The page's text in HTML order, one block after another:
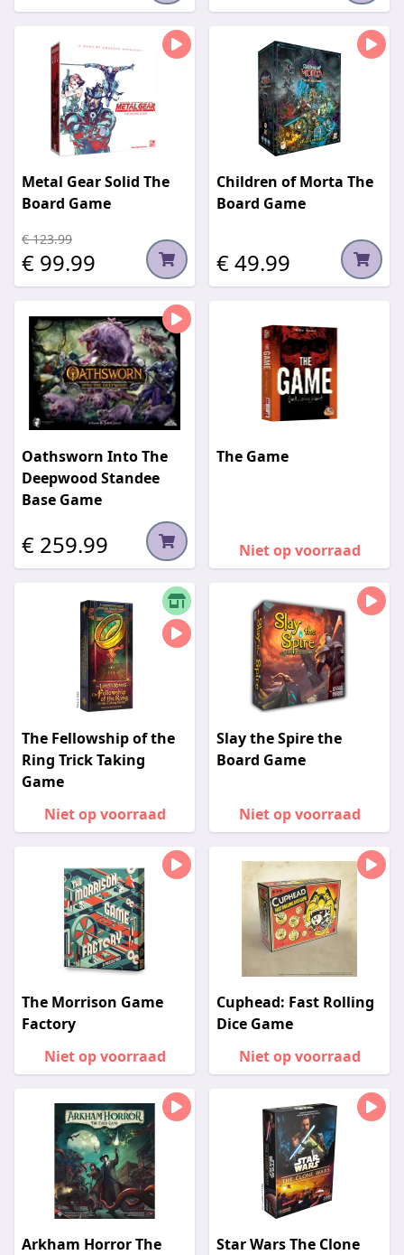
Metal Gear Solid The
Board Game
€ 123.99
€ 99.99
Children of Morta The
Board Game
€ 49.99
Oathsworn Into The
Deepwood Standee
Base Game
€ 259.99
The Game
Niet op voorraad
The Fellowship of the
Ring Trick Taking
Game
Niet op voorraad
Slay the Spire the
Board Game
Niet op voorraad
The Morrison Game
Factory
Niet op voorraad
Cuphead: Fast Rolling
Dice Game
Niet op voorraad
Arkham Horror The
Star Wars The Clone